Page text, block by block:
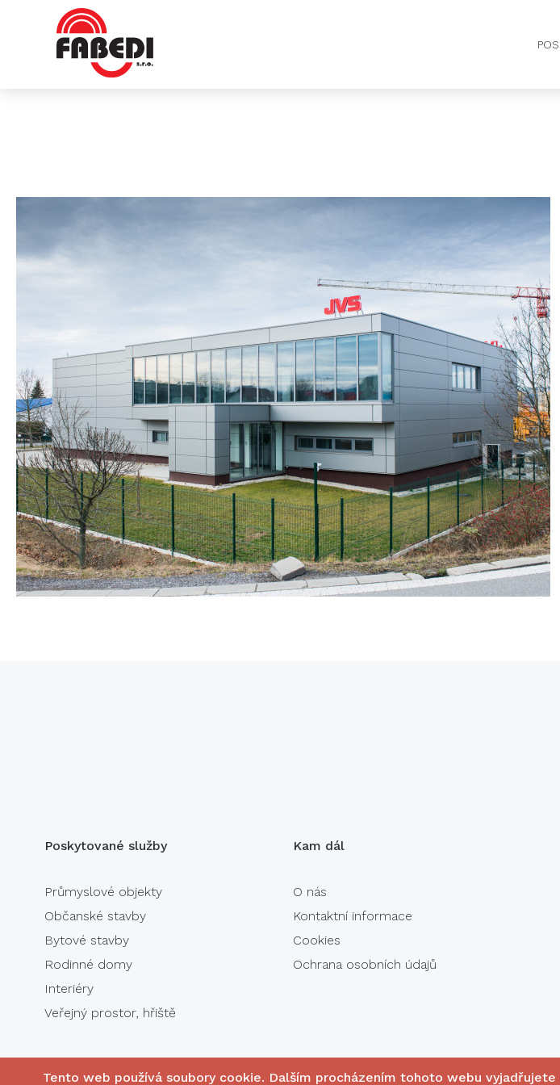
Poskytované služby
Průmyslové objekty
Občanské stavby
Bytové stavby
Rodinné domy
Interiéry
Veřejný prostor, hřiště
Kam dál
O nás
Kontaktní informace
Cookies
Ochrana osobních údajů
Tento web používá soubory cookie. Dalším procházením tohoto webu vyjadřujete